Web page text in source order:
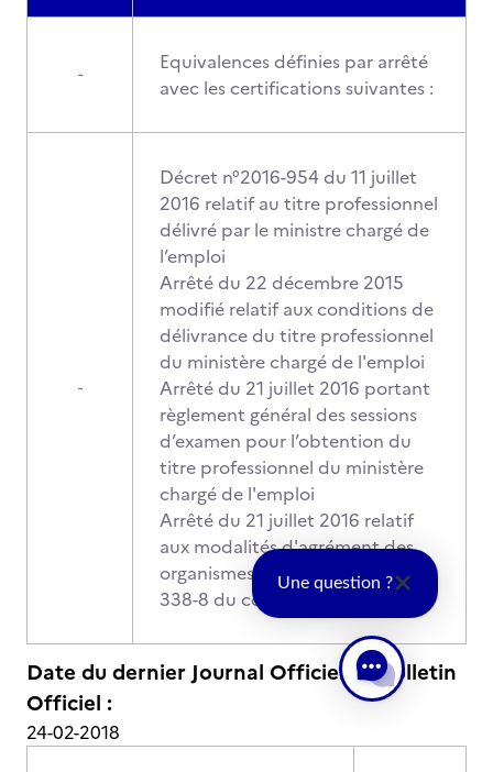
-
Equivalences définies par arrêté
avec les certifications suivantes :
-
Décret n°2016-954 du 11 juillet
2016 relatif au titre professionnel
délivré par le ministre chargé de
l’emploi
Arrêté du 22 décembre 2015
modifié relatif aux conditions de
délivrance du titre professionnel
du ministère chargé de l'emploi
Arrêté du 21 juillet 2016 portant
règlement général des sessions
d’examen pour l’obtention du
titre professionnel du ministère
chargé de l'emploi
Arrêté du 21 juillet 2016 relatif
aux modalités d'agrément des
organismes visés à l'article R.
338-8 du code de l'éducation
Date du dernier Journal Officiel ou Bulletin
Officiel :
24-02-2018
Une question ?